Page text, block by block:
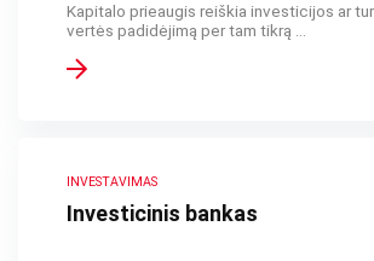
Kapitalo prieaugis reiškia investicijos ar
vertės padidėjimą per tam tikrą ...
INVESTAVIMAS
Investicinis bankas